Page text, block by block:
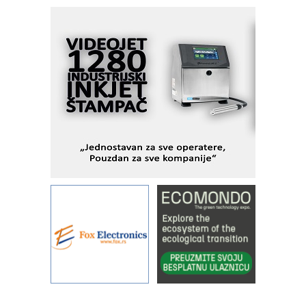
rešenjima
IBeRTIM - oprema za ispitivanje
kontrole kvaliteta
STAUFF – Komponente koje
povećavaju pouzdanost hidrauličkih
sistema
pouzdanost u transferu fluida
rešenja za filtraciju u hidrauličkim i
procesnim sistemima
Art Utopia Studio – vizuelne priče
industrije i biznisa
RILINEX kompanije Rittal
FANUC: Najbolje za vašu pametnu
automatizaciju